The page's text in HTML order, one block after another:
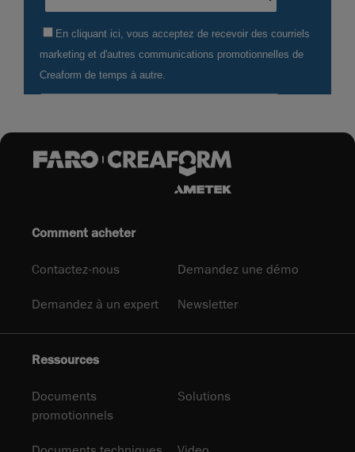
Comment acheter
Contactez-nous Demandez une démo
Demandez à un expert Newsletter
Ressources
Documents
promotionnels
Solutions